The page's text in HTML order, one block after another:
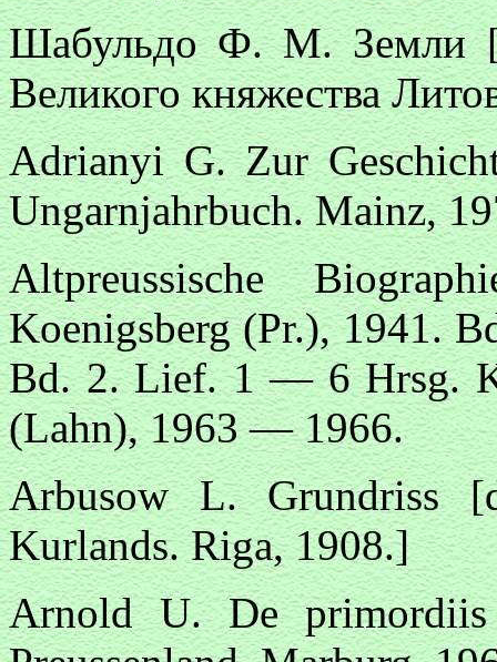
Шабульдо Ф. М. Земли
Великого княжества
Adrianyi G. Zur
Ungarnjahrbuch. Mainz,
Altpreussische
Koenigsberg (Pr.), 1941.
Bd. 2. Lief. 1 — 6 Hrsg.
(Lahn), 1963 — 1966.
Arbusow L. Grundriss
Kurlands. Riga, 1908.]
Arnold U. De